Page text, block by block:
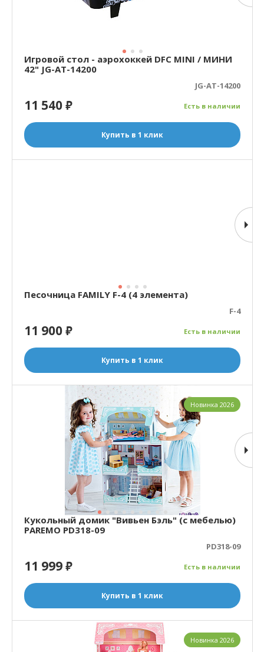
Игровой стол - аэрохоккей DFC MINI / МИНИ
42" JG-AT-14200
JG-AT-14200
Есть в наличии
11 540₽
Купить в 1 клик
Песочница FAMILY F-4 (4 элемента)
F-4
Есть в наличии
11 900₽
Купить в 1 клик
Кукольный домик "Вивьен Бэль" (с мебелью)
PAREMO PD318-09
PD318-09
Есть в наличии
11 999₽
Купить в 1 клик
Новинка 2026
Новинка 2026